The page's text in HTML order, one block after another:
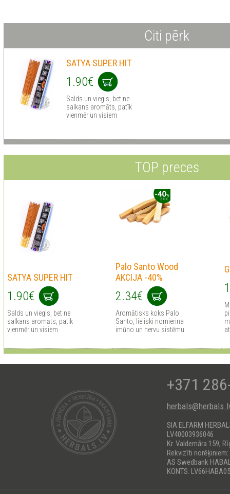
Citi pērk
SATYA SUPER HIT
1.90€
Salds un viegls, bet ne
salkans aromāts, patīk
vienmēr un visiem
TOP preces
SATYA SUPER HIT
1.90€
Salds un viegls, bet ne
salkans aromāts, patīk
vienmēr un visiem
Palo Santo Wood
AKCIJA -40%
2.34€
Aromātisks koks Palo
Santo, lieliski nomierina
imūno un nervu sistēmu
+371
SIA ELFARM
LV40003936046
Kr. Valdemāra 159,
Rekvizīti norēķiniem:
AS Swedbank
KONTS: